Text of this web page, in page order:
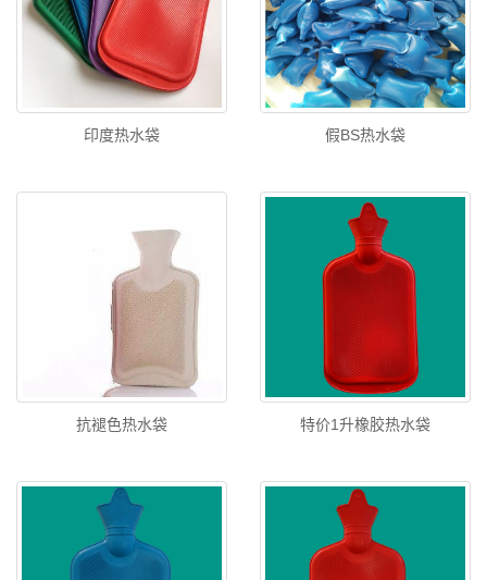
印度热水袋 假BS热水袋
抗褪色热水袋 特价1升橡胶热水袋